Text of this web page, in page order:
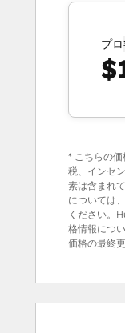
プロ
* こちらの
税、インセ
素は含まれ
については
ください。
格情報につ
価格の最終更